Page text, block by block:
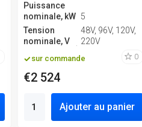
Puissance
nominale, kW 5
Tension
nominale, V
48V, 96V, 120V,
220V
sur commande 0
€2 524
Ajouter au panier